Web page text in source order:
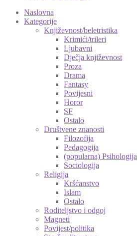
Naslovna
Kategorije
Književnost/beletristika
Krimići/trileri
Ljubavni
Dječja književnost
Proza
Drama
Fantasy
Povijesni
Horor
SF
Ostalo
Društvene znanosti
Filozofija
Pedagogija
(popularna) Psihologija
Sociologija
Religija
Kršćanstvo
Islam
Ostalo
Roditeljstvo i odgoj
Magneti
Povijest/politika